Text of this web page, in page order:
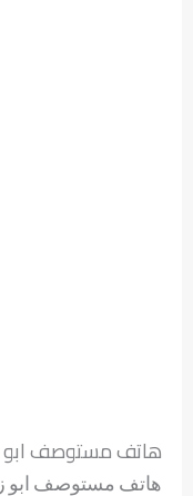
هاتف مستوصف ابو
هاتف مستوصف ابو